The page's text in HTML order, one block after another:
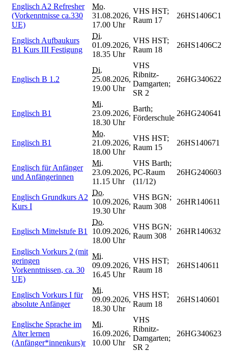
Englisch A2 Refresher
(Vorkenntnisse ca.330
UE)
Mo.
31.08.2026,
17.00 Uhr
VHS HST;
Raum 17
26HS1406C1
Englisch Aufbaukurs
B1 Kurs III Festigung
Di.
01.09.2026,
18.35 Uhr
VHS HST;
Raum 18
26HS1406C2
Englisch B 1.2
Di.
25.08.2026,
19.00 Uhr
VHS
Ribnitz-
Damgarten;
SR 2
26HG340622
Englisch B1
Mi.
23.09.2026,
18.30 Uhr
Barth;
Förderschule
26HG240641
Englisch B1
Mo.
21.09.2026,
18.00 Uhr
VHS HST;
Raum 15
26HS140671
Englisch für Anfänger
und Anfängerinnen
Mi.
23.09.2026,
11.15 Uhr
VHS Barth;
PC-Raum
(11/12)
26HG240603
Englisch Grundkurs A2
Kurs I
Do.
10.09.2026,
19.30 Uhr
VHS BGN;
Raum 308
26HR140611
Englisch Mittelstufe B1
Do.
10.09.2026,
18.00 Uhr
VHS BGN;
Raum 308
26HR140632
Englisch Vorkurs 2 (mit
geringen
Vorkenntnissen, ca. 30
UE)
Mi.
09.09.2026,
16.45 Uhr
VHS HST;
Raum 18
26HS140611
Englisch Vorkurs I für
absolute Anfänger
Mi.
09.09.2026,
18.30 Uhr
VHS HST;
Raum 18
26HS140601
Englische Sprache im
Alter lernen
(Anfänger*innenkurs)r
Mi.
16.09.2026,
10.00 Uhr
VHS
Ribnitz-
Damgarten;
SR 2
26HG340623